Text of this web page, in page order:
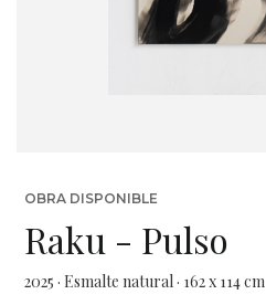
OBRA DISPONIBLE
Raku - Pulso
2025 · Esmalte natural · 162 x 114 cm